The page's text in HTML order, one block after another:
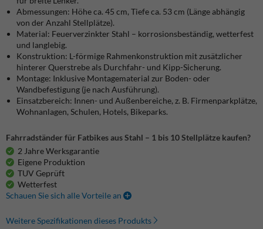
Abmessungen: Höhe ca. 45 cm, Tiefe ca. 53 cm (Länge abhängig
von der Anzahl Stellplätze).
Material: Feuerverzinkter Stahl – korrosionsbeständig, wetterfest
und langlebig.
Konstruktion: L-förmige Rahmenkonstruktion mit zusätzlicher
hinterer Querstrebe als Durchfahr- und Kipp-Sicherung.
Montage: Inklusive Montagematerial zur Boden- oder
Wandbefestigung (je nach Ausführung).
Einsatzbereich: Innen- und Außenbereiche, z. B. Firmenparkplätze,
Wohnanlagen, Schulen, Hotels, Bikeparks.
Fahrradständer für Fatbikes aus Stahl – 1 bis 10 Stellplätze kaufen?
2 Jahre Werksgarantie
Eigene Produktion
TUV Geprüft
Wetterfest
Schauen Sie sich alle Vorteile an
Weitere Spezifikationen dieses Produkts